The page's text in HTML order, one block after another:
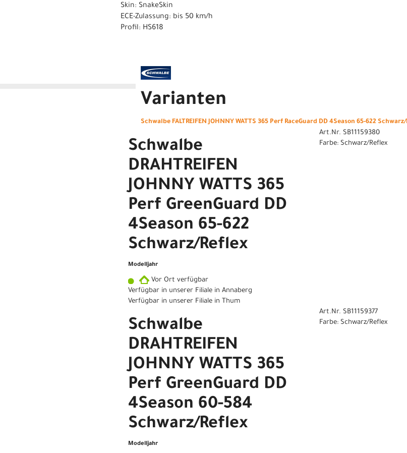
Skin: SnakeSkin
ECE-Zulassung: bis 50 km/h
Profil: HS618
Varianten
Schwalbe FALTREIFEN JOHNNY WATTS 365 Perf RaceGuard DD 4Season 65-622
Schwalbe
DRAHTREIFEN
JOHNNY WATTS 365
Perf GreenGuard DD
4Season 65-622
Schwarz/Reflex
Modelljahr
Vor Ort verfügbar
Verfügbar in unserer Filiale in Annaberg
Verfügbar in unserer Filiale in Thum
Art.Nr. SB11159380
Farbe: Schwarz/Reflex
Schwalbe
DRAHTREIFEN
JOHNNY WATTS 365
Perf GreenGuard DD
4Season 60-584
Schwarz/Reflex
Modelljahr
Art.Nr. SB11159377
Farbe: Schwarz/Reflex